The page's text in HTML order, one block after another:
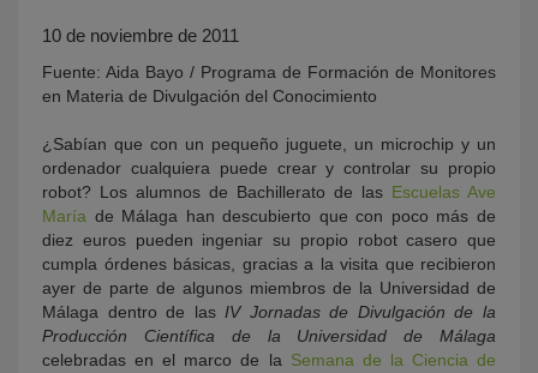
10 de noviembre de 2011
Fuente: Aida Bayo / Programa de Formación de Monitores
en Materia de Divulgación del Conocimiento
¿Sabían que con un pequeño juguete, un microchip y un
ordenador cualquiera puede crear y controlar su propio
robot? Los alumnos de Bachillerato de las Escuelas Ave
María de Málaga han descubierto que con poco más de
diez euros pueden ingeniar su propio robot casero que
cumpla órdenes básicas, gracias a la visita que recibieron
ayer de parte de algunos miembros de la Universidad de
Málaga dentro de las IV Jornadas de Divulgación de la
Producción Científica de la Universidad de Málaga
celebradas en el marco de la Semana de la Ciencia de